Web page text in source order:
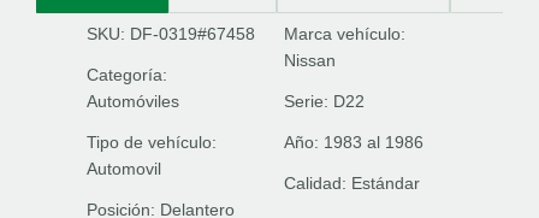
SKU: DF-0319#67458
Categoría:
Automóviles
Tipo de vehículo:
Automovil
Posición: Delantero
Marca vehículo:
Nissan
Serie: D22
Año: 1983 al 1986
Calidad: Estándar